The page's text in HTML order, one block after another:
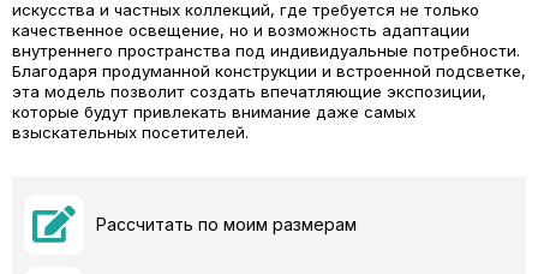
искусства и частных коллекций, где требуется не только
качественное освещение, но и возможность адаптации
внутреннего пространства под индивидуальные потребности.
Благодаря продуманной конструкции и встроенной подсветке,
эта модель позволит создать впечатляющие экспозиции,
которые будут привлекать внимание даже самых
взыскательных посетителей.
Рассчитать по моим размерам